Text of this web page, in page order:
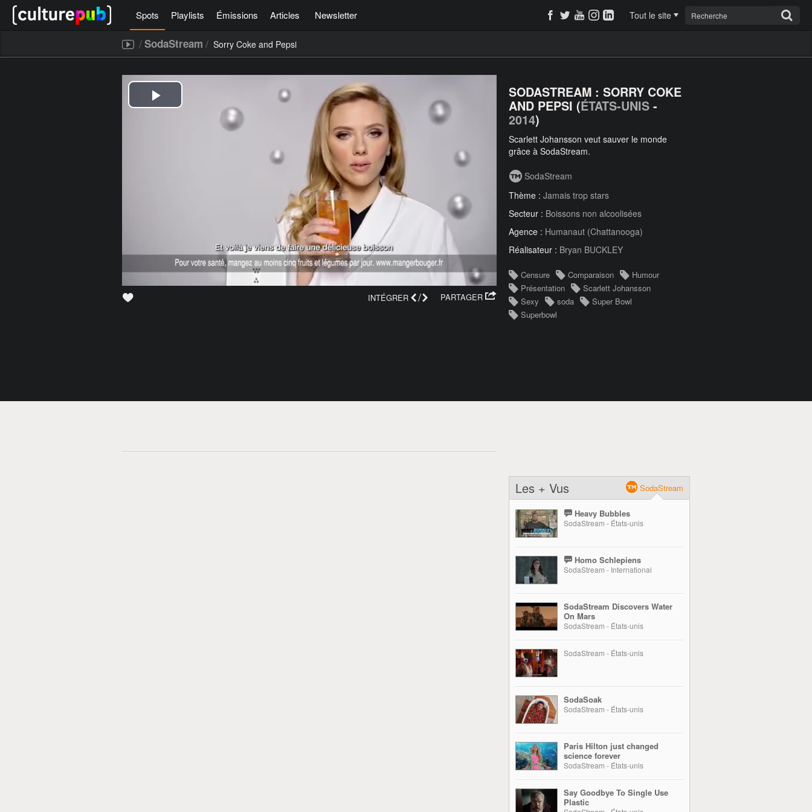
Spots Playlists Émissions Articles Newsletter Tout le site
/SodaStream / Sorry Coke and Pepsi
PARTAGER
INTÉGRER /
SODASTREAM : SORRY COKE
AND PEPSI (ÉTATS-UNIS -
2014)
Scarlett Johansson veut sauver le monde
grâce à SodaStream.
SodaStream
Thème : Jamais trop stars
Secteur : Boissons non alcoolisées
Agence : Humanaut (Chattanooga)
Réalisateur : Bryan BUCKLEY
Censure Comparaison
Humour
Présentation
Scarlett Johansson
Sexy
soda
Super Bowl
Superbowl
Les + Vus SodaStream
Heavy Bubbles
SodaStream - États-unis
Homo Schlepiens
SodaStream - International
SodaStream Discovers Water
On Mars
SodaStream - États-unis
SodaStream - États-unis
SodaSoak
SodaStream - États-unis
Paris Hilton just changed
science forever
SodaStream - États-unis
Say Goodbye To Single Use
Plastic